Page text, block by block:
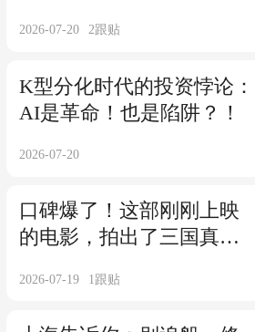
2026-07-20 2跟贴
K型分化时代的投资悖论：
AI是革命！也是陷阱？！
2026-07-20
口碑爆了！这部刚刚上映
的电影，拍出了三国真正
2026-07-19 1跟贴